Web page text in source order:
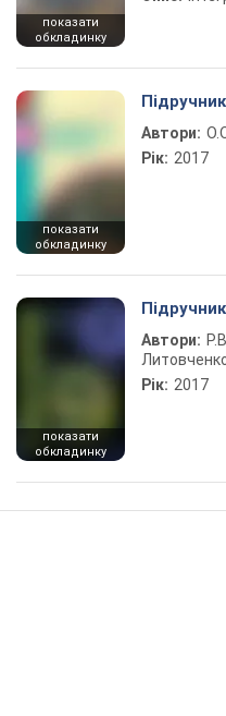
показати
обкладинку
показати
обкладинку
Автори:
Рік: 2017
показати
обкладинку
Автори:
Рік: 2017